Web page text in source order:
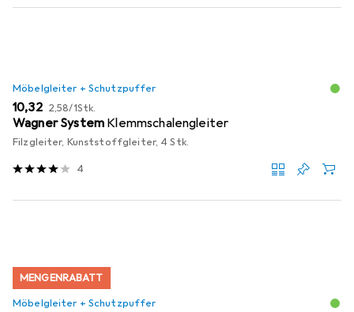
Möbelgleiter + Schutzpuffer
EUR
10,32 EUR
2,58/1Stk.
Wagner System Klemmschalengleiter
Filzgleiter, Kunststoffgleiter, 4 Stk.
4
MENGENRABATT
Möbelgleiter + Schutzpuffer